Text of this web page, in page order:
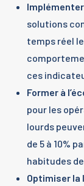
solutions
temps réel
ces
Former à
pour les
lourds
de 5 à 10%
habitudes
Optimiser la